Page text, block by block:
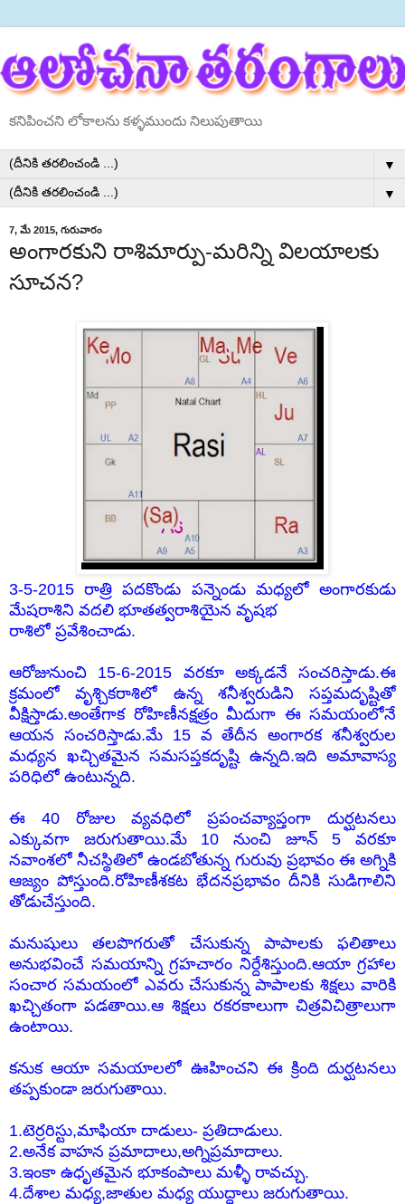
కనిపించని లోకాలను కళ్ళముందు నిలుపుతాయి
▼
▼
7, మే 2015, గురువారం
అంగారకుని రాశిమార్పు-మరిన్ని విలయాలకు
సూచన?
3-5-2015 రాత్రి పదకొండు పన్నెండు మధ్యలో అంగారకుడు
మేషరాశిని వదలి భూతత్వరాశియైన వృషభ
రాశిలో ప్రవేశించాడు.
ఆరోజునుంచి 15-6-2015 వరకూ అక్కడనే సంచరిస్తాడు.ఈ
క్రమంలో వృశ్చికరాశిలో ఉన్న శనీశ్వరుడిని సప్తమదృష్టితో
వీక్షిస్తాడు.అంతేగాక రోహిణీనక్షత్రం మీదుగా ఈ సమయంలోనే
ఆయన సంచరిస్తాడు.మే 15 వ తేదీన అంగారక శనీశ్వరుల
మధ్యన ఖచ్చితమైన సమసప్తకదృష్టి ఉన్నది.ఇది అమావాస్య
పరిధిలో ఉంటున్నది.
ఈ 40 రోజుల వ్యవధిలో ప్రపంచవ్యాప్తంగా దుర్ఘటనలు
ఎక్కువగా జరుగుతాయి.మే 10 నుంచి జూన్ 5 వరకూ
నవాంశలో నీచస్థితిలో ఉండబోతున్న గురువు ప్రభావం ఈ అగ్నికి
ఆజ్యం పోస్తుంది.రోహిణీశకట భేదనప్రభావం దీనికి సుడిగాలిని
తోడుచేస్తుంది.
మనుషులు తలపొగరుతో చేసుకున్న పాపాలకు ఫలితాలు
అనుభవించే సమయాన్ని గ్రహచారం నిర్దేశిస్తుంది.ఆయా గ్రహాల
సంచార సమయంలో ఎవరు చేసుకున్న పాపాలకు శిక్షలు వారికి
ఖచ్చితంగా పడతాయి.ఆ శిక్షలు రకరకాలుగా చిత్రవిచిత్రాలుగా
ఉంటాయి.
కనుక ఆయా సమయాలలో ఊహించని ఈ క్రింది దుర్ఘటనలు
తప్పకుండా జరుగుతాయి.
1.టెర్రరిస్టు,మాఫియా దాడులు- ప్రతిదాడులు.
2.అనేక వాహన ప్రమాదాలు,అగ్నిప్రమాదాలు.
3.ఇంకా ఉధృతమైన భూకంపాలు మళ్ళీ రావచ్చు.
4.దేశాల మధ్య,జాతుల మధ్య యుద్ధాలు జరుగుతాయి.